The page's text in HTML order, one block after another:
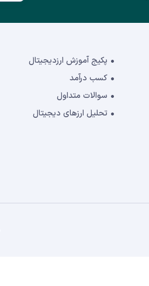
پکیج آموزش ارزدیجیتال
کسب درآمد
سوالات متداول
تحلیل ارزهای دیجیتال